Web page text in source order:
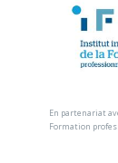
En partenariat
Formation